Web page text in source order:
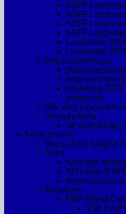
NSFF
NSFF
NSFF
NSFF
Landsmøte
Landsmøte
Inspirasjonshelger
Workshop 2023
redigering
Alle våre eksponert-
Strandrydding
Strandrydding i
Konkurranser
Status årets fotograf
Delta
Anbefalte
NM i Foto
Internasjonale
Resultater
FIAP World Cup
15th FIAP